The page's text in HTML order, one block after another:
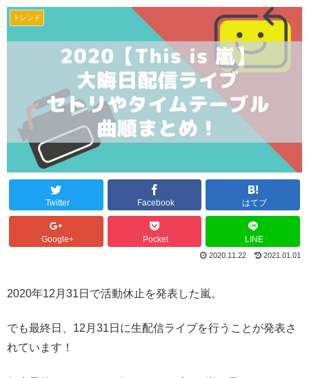
トレンド
Twitter Facebook はてブ
Google+ Pocket LINE
2020.11.22 2021.01.01
2020年12月31日で活動休止を発表した嵐。
でも最終日、12月31日に生配信ライブを行うことが発表さ
れています！